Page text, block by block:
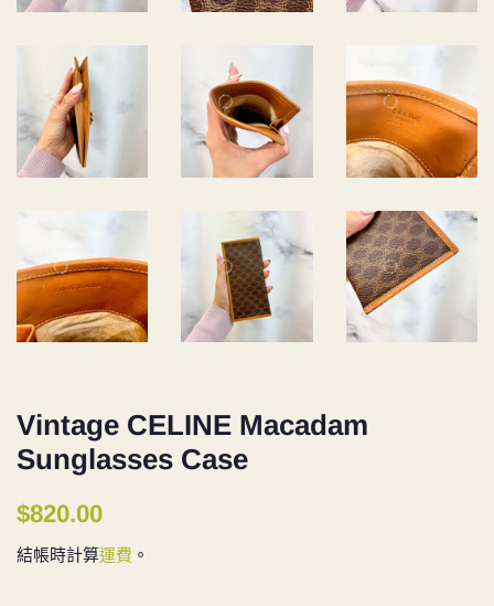
Vintage CELINE Macadam
Sunglasses Case
定
$820.00
結帳時計算運費 。